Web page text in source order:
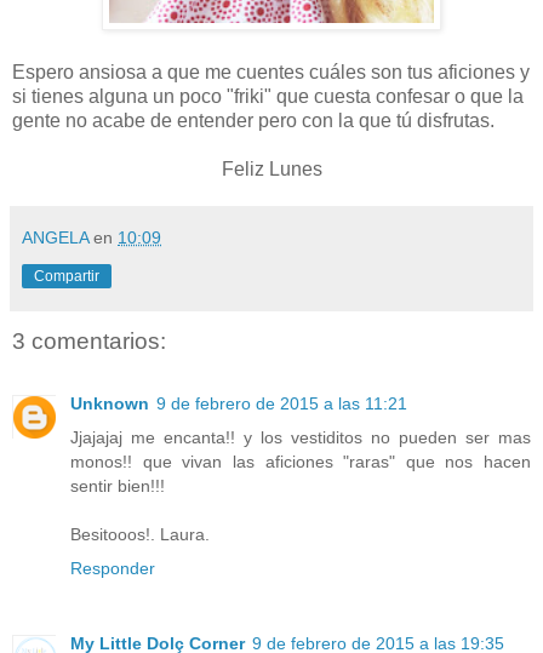
Espero ansiosa a que me cuentes cuáles son tus aficiones y
si tienes alguna un poco "friki" que cuesta confesar o que la
gente no acabe de entender pero con la que tú disfrutas.
Feliz Lunes
ANGELA en 10:09
Compartir
3 comentarios:
Unknown 9 de febrero de 2015 a las 11:21
Jjajajaj me encanta!! y los vestiditos no pueden ser mas
monos!! que vivan las aficiones "raras" que nos hacen
sentir bien!!!
Besitooos!. Laura.
Responder
My Little Dolç Corner 9 de febrero de 2015 a las 19:35